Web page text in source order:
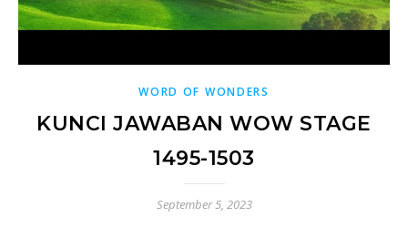
WORD OF WONDERS
KUNCI JAWABAN WOW STAGE
1495-1503
September 5, 2023